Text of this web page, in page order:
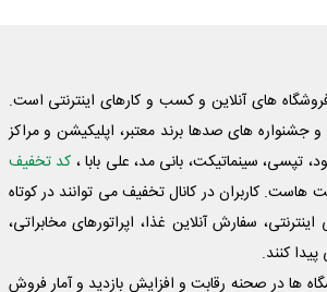
های آنلاین و کسب و‌ کارهای اینترنتی است.
های صدها برند معتبر، اپلیکیشن و مراکز
تپسی، سینماتیکت، بانی مد، علی‌ بابا ، کد تخفیف
‌هاست. کاربران در کانال تخفیف می توانند در کوتاه
سفارش آنلاین غذا، اپراتورهای مخابراتی،
کنند.
ها در صحنه رقابت و افزایش بازدید و آمار فروش